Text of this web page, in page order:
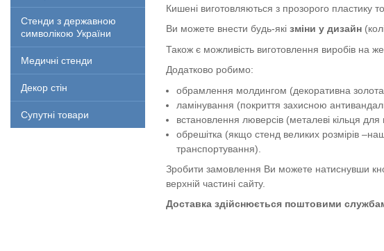
Стенди з державною
символікою України
Медичні стенди
Декор стін
Супутні товари
Кишені виготовляються з прозорого пластику
Ви можете внести будь-які зміни у дизайн
Також є можливість виготовлення виробів на
Додатково робимо:
обрамлення молдингом (декоративна золота
ламінування (покриття захисною
встановлення люверсів (металеві кільця для
обрешітка (якщо стенд великих розмірів
транспортування).
Зробити замовлення Ви можете натиснувши
верхній частині сайту.
Доставка здійснюється поштовими